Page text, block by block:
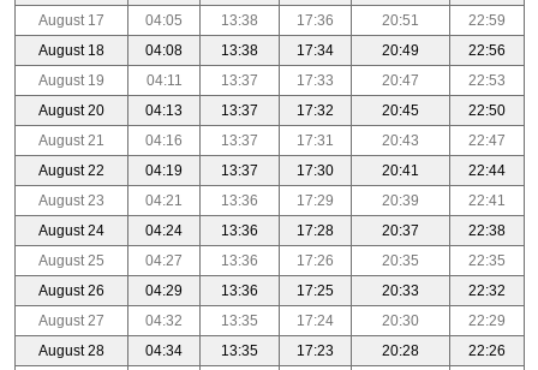
August 17
04:05 13:38 17:36 20:51
22:59
August 18
04:08 13:38 17:34 20:49
22:56
August 19
04:11 13:37 17:33 20:47
22:53
August 20
04:13 13:37 17:32 20:45
22:50
August 21
04:16 13:37 17:31 20:43
22:47
August 22
04:19 13:37 17:30 20:41
22:44
August 23
04:21 13:36 17:29 20:39
22:41
August 24
04:24 13:36 17:28 20:37
22:38
August 25
04:27 13:36 17:26 20:35
22:35
August 26
04:29 13:36 17:25 20:33
22:32
August 27
04:32 13:35 17:24 20:30
22:29
August 28
04:34 13:35 17:23 20:28
22:26